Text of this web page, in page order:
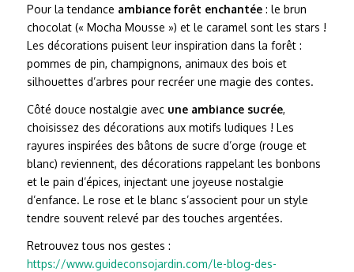
Pour la tendance ambiance forêt enchantée: le brun
chocolat (« Mocha Mousse ») et le caramel sont les stars !
Les décorations puisent leur inspiration dans la forêt :
pommes de pin, champignons, animaux des bois et
silhouettes d’arbres pour recréer une magie des contes.
Côté douce nostalgie avec une ambiance sucrée,
choisissez des décorations aux motifs ludiques ! Les
rayures inspirées des bâtons de sucre d’orge (rouge et
blanc) reviennent, des décorations rappelant les bonbons
et le pain d’épices, injectant une joyeuse nostalgie
d’enfance. Le rose et le blanc s’associent pour un style
tendre souvent relevé par des touches argentées.
Retrouvez tous nos gestes :
https://www.guideconsojardin.com/le-blog-des-